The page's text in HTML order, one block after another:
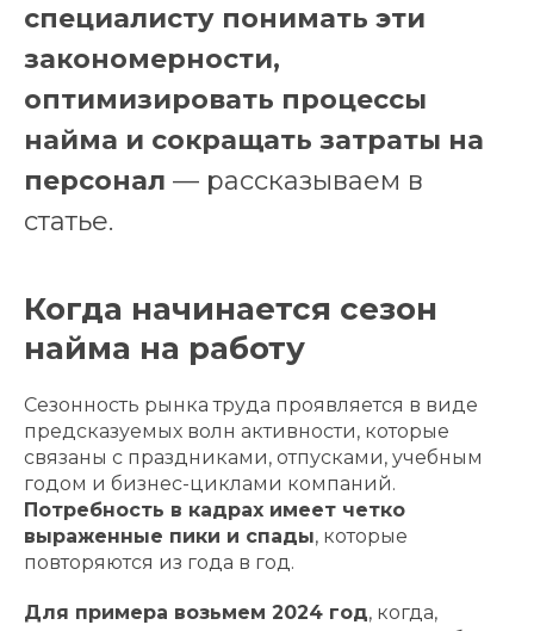
специалисту понимать эти
закономерности,
оптимизировать процессы
найма и сокращать затраты на
персонал — рассказываем в
статье.
Когда начинается сезон
найма на работу
Сезонность рынка труда проявляется в виде
предсказуемых волн активности, которые
связаны с праздниками, отпусками, учебным
годом и бизнес-циклами компаний.
Потребность в кадрах имеет четко
выраженные пики и спады, которые
повторяются из года в год.
Для примера возьмем 2024 год, когда,